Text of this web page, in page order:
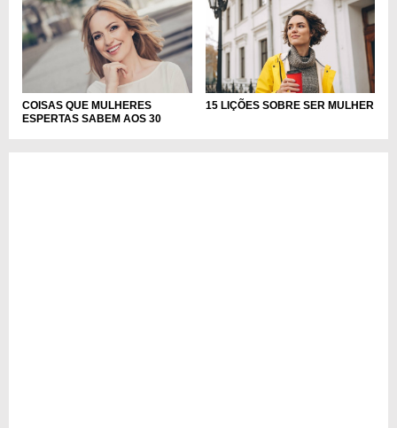
COISAS QUE MULHERES
ESPERTAS SABEM AOS 30
15 LIÇÕES SOBRE SER MULHER